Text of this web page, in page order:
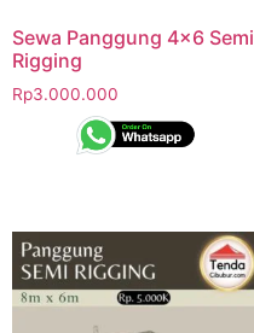
Sewa Panggung 4×6 Semi
Rigging
Rp3.000.000